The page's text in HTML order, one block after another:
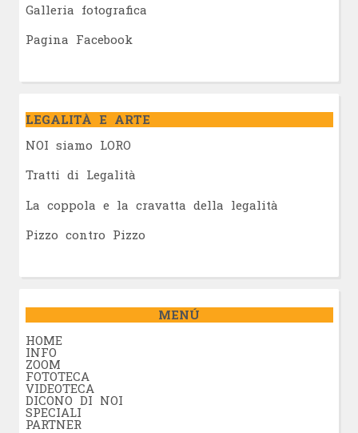
Galleria fotografica
Pagina Facebook
LEGALITÀ E ARTE
NOI siamo LORO
Tratti di Legalità
La coppola e la cravatta della legalità
Pizzo contro Pizzo
MENÚ
HOME
INFO
ZOOM
FOTOTECA
VIDEOTECA
DICONO DI NOI
SPECIALI
PARTNER